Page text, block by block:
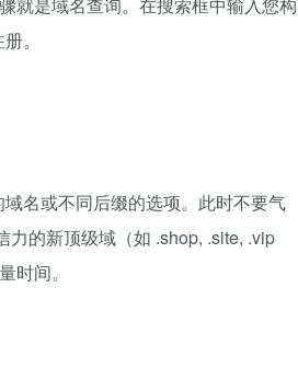
。
名或不同后缀的选项。此时不要气
的新顶级域（如 .shop, .site, .vip
时间。